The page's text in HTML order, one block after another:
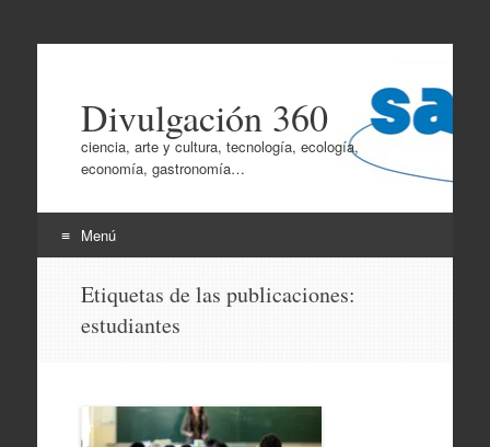
Divulgación 360
ciencia, arte y cultura, tecnología, ecología,
economía, gastronomía…
Menú
contenido
Etiquetas de las publicaciones:
estudiantes